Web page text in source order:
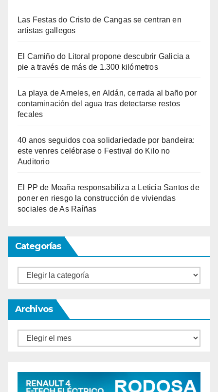
Las Festas do Cristo de Cangas se centran en
artistas gallegos
El Camiño do Litoral propone descubrir Galicia a
pie a través de más de 1.300 kilómetros
La playa de Arneles, en Aldán, cerrada al baño por
contaminación del agua tras detectarse restos
fecales
40 anos seguidos coa solidariedade por bandeira:
este venres celébrase o Festival do Kilo no
Auditorio
El PP de Moaña responsabiliza a Leticia Santos de
poner en riesgo la construcción de viviendas
sociales de As Raíñas
Categorías
Categorías
Archivos
Archivos